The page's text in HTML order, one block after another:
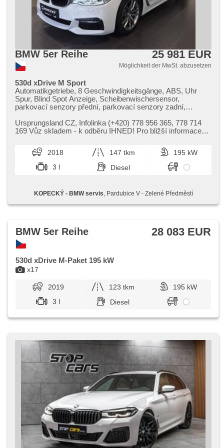
BMW 5er Reihe 25 981 EUR
Möglichkeit der MwSt. abzusetzen
530d xDrive M Sport
Automatikgetriebe, 8 Geschwindigkeitsgänge, ABS, Uhr
Spur, Blind Spot Anzeige, Scheibenwischersensor,
parkovací senzory přední, parkovací senzory zadní,
Fahrer-Airbag, Beifahrerairbagdeaktivierung, Alarmanlage,
Boční airbagy, Zentralverriegelung, Hlavové airbagy, Okenní
Berg bremsen , Bluetooth, Čalounění stropu v barvě
antracitu, digitální příjem rádia (DAB), 2-Zonen Klimaanlage,
El. Deckel des Kofferraums, El. einstellbare Sitze, HiFi
systém, Navigation, Teilbare Rücksitzbank, Sportsitze,
Schaltflutlicht, automatické přepínání dálkových světel,
täglich Leuchten, Vorderlichter LED, Lichtsensor
Ursprungsland CZ,​ Infolinka (​+420) 778 956 365,​ 778 714
169 Vůz skladem ​- k odběru IHNED! Pro bližší informace
2018 147 tkm
195 kW
3 l
Diesel
KOPECKÝ - BMW servis , Pardubice V - Zelené Předměstí
x17
BMW 5er Reihe 28 083 EUR
530d xDrive M-Paket 195 kW
2019 123 tkm
195 kW
3 l
Diesel